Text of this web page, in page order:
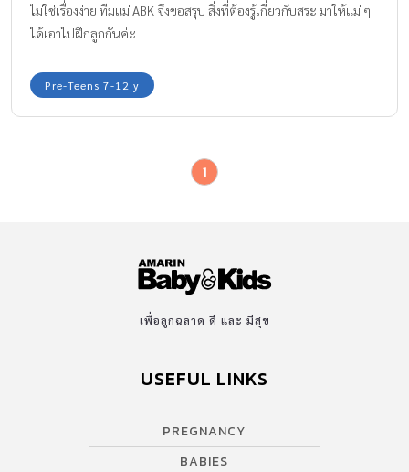
ไม่ใช่เรื่องง่าย ทีมแม่ ABK จึงขอสรุป สิ่งที่ต้องรู้เกี่ยวกับสระ มาให้แม่ ๆ
ได้เอาไปฝึกลูกกันค่ะ
Pre-Teens 7-12 y
1
เพื่อลูกฉลาด ดี และ มีสุข
USEFUL LINKS
PREGNANCY
BABIES